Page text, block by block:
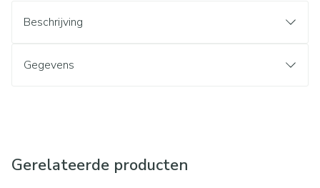
Beschrijving
Gegevens
Gerelateerde producten